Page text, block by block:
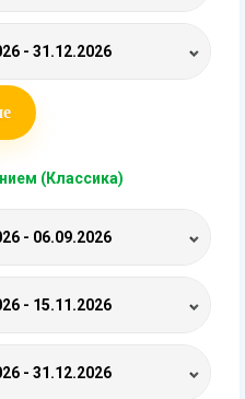
- 31.12.2026
(Классика)
- 06.09.2026
- 15.11.2026
- 31.12.2026